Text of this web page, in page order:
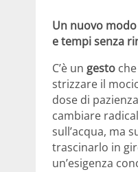
Un nuovo
e tempi senza
C’è un gesto
strizzare il
dose di
cambiare
sull’acqua, ma
trascinarlo in
un’esigenza